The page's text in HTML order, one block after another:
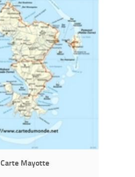
Carte Mayotte